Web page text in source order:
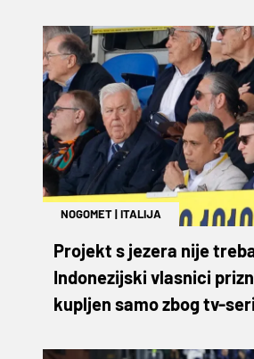
NOGOMET|ITALIJA
Projekt s jezera nije
Indonezijski vlasnici
kupljen samo zbog tv-